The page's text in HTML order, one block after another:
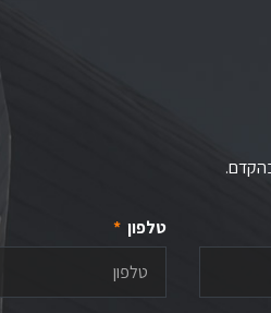
טלפון